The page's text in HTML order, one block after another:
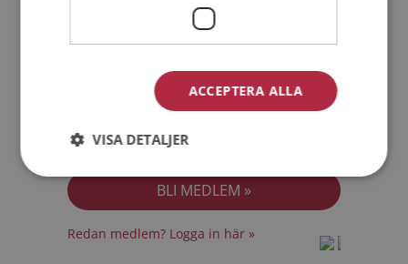
Personuppgiftspolicyn
Redan medlem? Logga in här »
ACCEPTERA ALLA
VISA DETALJER